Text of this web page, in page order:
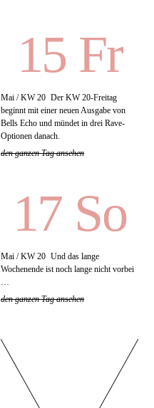
15 Fr
Mai / KW 20 Der KW 20-Freitag
beginnt mit einer neuen Ausgabe von
Bells Echo und mündet in drei Rave-
Optionen danach.
den ganzen Tag ansehen
17 So
Mai / KW 20 Und das lange
Wochenende ist noch lange nicht vorbei
…
den ganzen Tag ansehen